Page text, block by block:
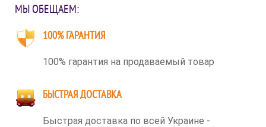
МЫ ОБЕЩАЕМ:
100% ГАРАНТИЯ
100% гарантия на продаваемый товар
БЫСТРАЯ ДОСТАВКА
Быстрая доставка по всей Украине -